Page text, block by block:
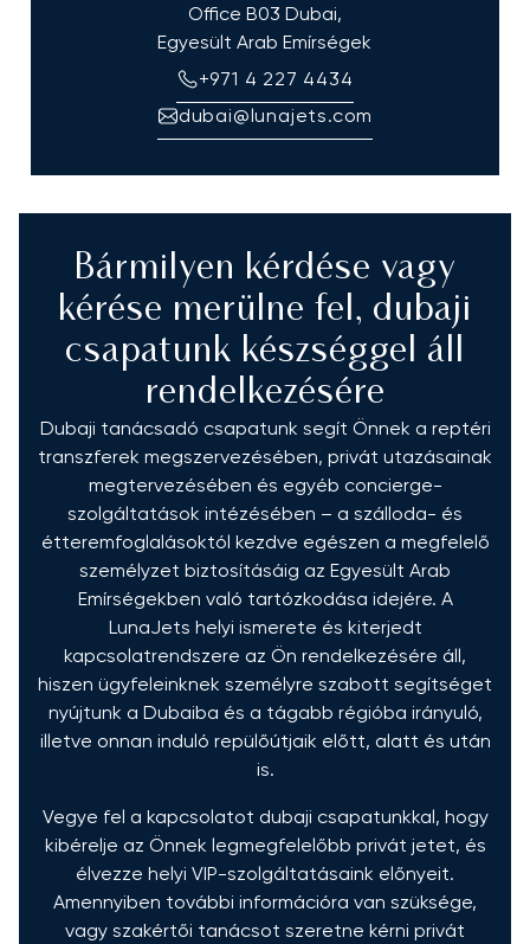
Office B03 Dubai,
Egyesült Arab Emírségek
+971 4 227 4434
dubai@lunajets.com
Bármilyen kérdése vagy
kérése merülne fel, dubaji
csapatunk készséggel áll
rendelkezésére
Dubaji tanácsadó csapatunk segít Önnek a reptéri
transzferek megszervezésében, privát utazásainak
megtervezésében és egyéb concierge-
szolgáltatások intézésében – a szálloda- és
étteremfoglalásoktól kezdve egészen a megfelelő
személyzet biztosításáig az Egyesült Arab
Emírségekben való tartózkodása idejére. A
LunaJets helyi ismerete és kiterjedt
kapcsolatrendszere az Ön rendelkezésére áll,
hiszen ügyfeleinknek személyre szabott segítséget
nyújtunk a Dubaiba és a tágabb régióba irányuló,
illetve onnan induló repülőútjaik előtt, alatt és után
is.
Vegye fel a kapcsolatot dubaji csapatunkkal, hogy
kibérelje az Önnek legmegfelelőbb privát jetet, és
élvezze helyi VIP-szolgáltatásaink előnyeit.
Amennyiben további információra van szüksége,
vagy szakértői tanácsot szeretne kérni privát